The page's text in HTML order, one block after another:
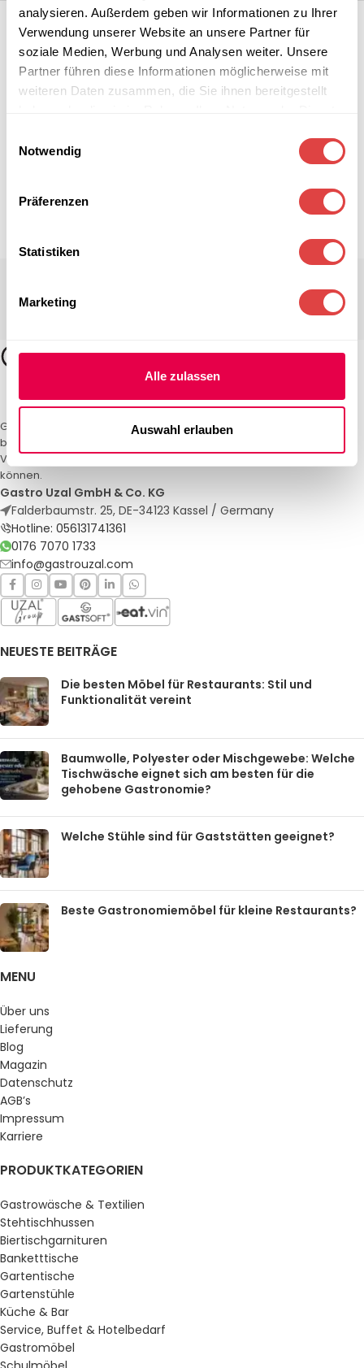
analysieren. Außerdem geben wir Informationen zu Ihrer
Verwendung unserer Website an unsere Partner für
soziale Medien, Werbung und Analysen weiter. Unsere
Partner führen diese Informationen möglicherweise mit
weiteren Daten zusammen, die Sie ihnen bereitgestellt
Notwendig
Präferenzen
Statistiken
Marketing
Alle zulassen
Auswahl erlauben
Gastro Uzal – Ihr Spezialist für Gastronomiemöbel und -textilien. Wir
bieten maßgeschneiderte Lösungen für Restaurants, Hotels und
Veranstaltungen. Qualität und Service, auf die Sie sich verlassen
können.
Gastro Uzal GmbH & Co. KG
Falderbaumstr. 25, DE-34123 Kassel / Germany
Hotline: 056131741361
0176 7070 1733
info@gastrouzal.com
NEUESTE BEITRÄGE
Die besten Möbel für Restaurants: Stil und
Funktionalität vereint
Baumwolle, Polyester oder Mischgewebe: Welche
Tischwäsche eignet sich am besten für die
gehobene Gastronomie?
Welche Stühle sind für Gaststätten geeignet?
Beste Gastronomiemöbel für kleine Restaurants?
MENU
Über uns
Lieferung
Blog
Magazin
Datenschutz
AGB’s
Impressum
Karriere
PRODUKTKATEGORIEN
Gastrowäsche & Textilien
Stehtischhussen
Biertischgarnituren
Banketttische
Gartentische
Gartenstühle
Küche & Bar
Service, Buffet & Hotelbedarf
Gastromöbel